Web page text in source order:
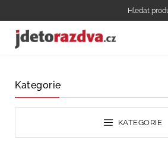
Kategorie
KATEGORIE